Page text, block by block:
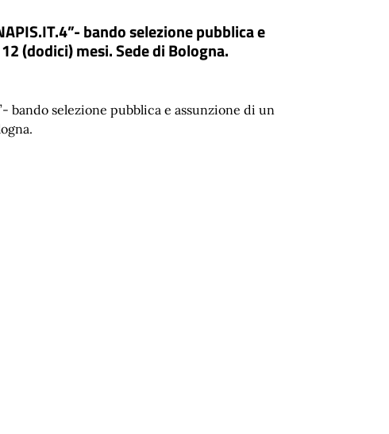
bando selezione pubblica e
(dodici) mesi. Sede di Bologna.
bando selezione pubblica e assunzione di un